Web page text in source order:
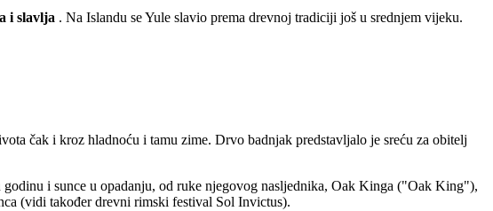
i slavlja . Na Islandu se Yule slavio prema drevnoj tradiciji još u srednjem vijeku.
čak i kroz hladnoću i tamu zime. Drvo badnjak predstavljalo je sreću za obitelj
i sunce u opadanju, od ruke njegovog nasljednika, Oak Kinga ("Oak King"),
(vidi također drevni rimski festival Sol Invictus).